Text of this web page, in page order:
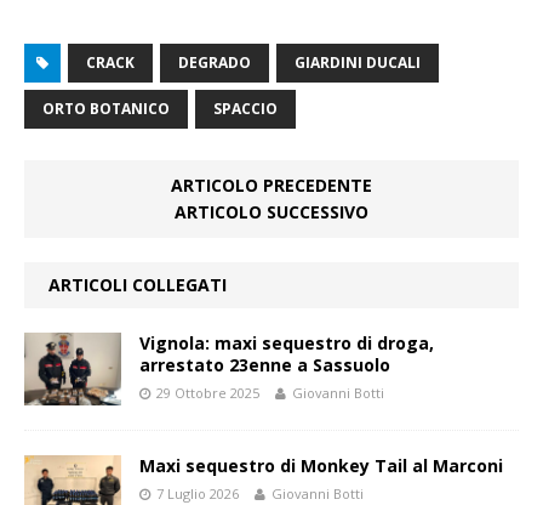
CRACK DEGRADO GIARDINI DUCALI
ORTO BOTANICO SPACCIO
ARTICOLO PRECEDENTE
ARTICOLO SUCCESSIVO
ARTICOLI COLLEGATI
Vignola: maxi sequestro di droga,
arrestato 23enne a Sassuolo
29 Ottobre 2025 Giovanni Botti
Maxi sequestro di Monkey Tail al Marconi
7 Luglio 2026 Giovanni Botti